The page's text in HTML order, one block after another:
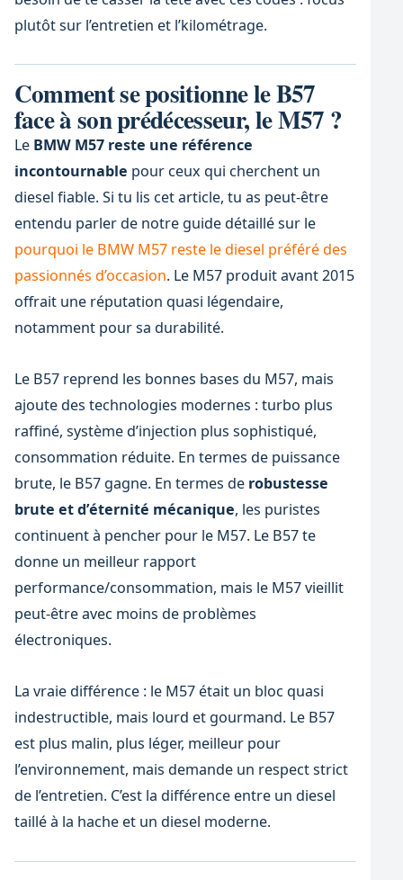
plutôt sur l’entretien et l’kilométrage.
Comment se positionne le B57
face à son prédécesseur, le M57 ?
Le BMW M57 reste une référence
incontournable pour ceux qui cherchent un
diesel fiable. Si tu lis cet article, tu as peut-être
entendu parler de notre guide détaillé sur le
pourquoi le BMW M57 reste le diesel préféré des
passionnés d’occasion. Le M57 produit avant 2015
offrait une réputation quasi légendaire,
notamment pour sa durabilité.
Le B57 reprend les bonnes bases du M57, mais
ajoute des technologies modernes : turbo plus
raffiné, système d’injection plus sophistiqué,
consommation réduite. En termes de puissance
brute, le B57 gagne. En termes de robustesse
brute et d’éternité mécanique, les puristes
continuent à pencher pour le M57. Le B57 te
donne un meilleur rapport
performance/consommation, mais le M57 vieillit
peut-être avec moins de problèmes
électroniques.
La vraie différence : le M57 était un bloc quasi
indestructible, mais lourd et gourmand. Le B57
est plus malin, plus léger, meilleur pour
l’environnement, mais demande un respect strict
de l’entretien. C’est la différence entre un diesel
taillé à la hache et un diesel moderne.